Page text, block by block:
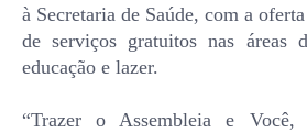
à Secretaria de Saúde, com a
de serviços gratuitos nas áreas
educação e lazer.
“Trazer o Assembleia e